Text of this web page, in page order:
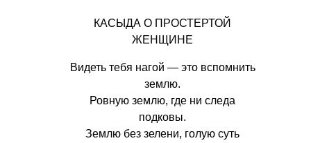
КАСЫДА О ПРОСТЕРТОЙ
ЖЕНЩИНЕ
Видеть тебя нагой — это вспомнить
землю.
Ровную землю, где ни следа
подковы.
Землю без зелени, голую суть